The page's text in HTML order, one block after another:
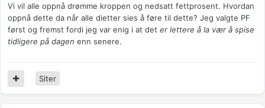
Vi vil alle oppnå drømme kroppen og nedsatt fettprosent. Hvordan
oppnå dette da når alle dietter sies å føre til dette? Jeg valgte PF
først og fremst fordi jeg var enig i at det er lettere å la vær å spise
tidligere på dagen enn senere.
Siter